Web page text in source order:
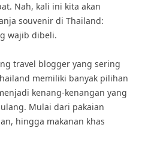
Nah, kali ini kita akan
souvenir di Thailand:
wajib dibeli.
travel blogger yang sering
memiliki banyak pilihan
kenang-kenangan yang
Mulai dari pakaian
hingga makanan khas